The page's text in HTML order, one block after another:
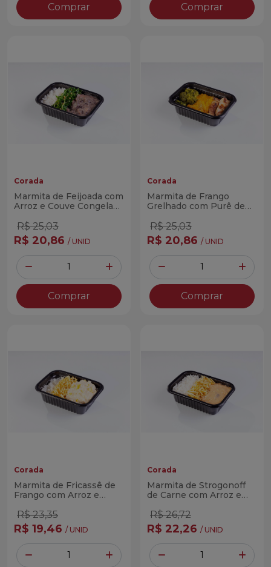
Comprar Comprar
Corada
Marmita de Feijoada com
Arroz e Couve Congelada
R$ 25,03
R$ 20,86 / UNID
Diminuir Quantidade
Quantidade
Adicionar Quantidade
Comprar
Corada
Marmita de Frango
Grelhado com Purê de
Brócolis Corada 300g
R$ 25,03
R$ 20,86 / UNID
Diminuir Quantidade
Quantidade
Comprar
Corada
Marmita de Fricassê de
Frango com Arroz e
300g
R$ 23,35
R$ 19,46 / UNID
Diminuir Quantidade
Quantidade
Adicionar Quantidade
Corada
Marmita de Strogonoff
de Carne com Arroz e
300g
R$ 26,72
R$ 22,26 / UNID
Diminuir Quantidade
Quantidade